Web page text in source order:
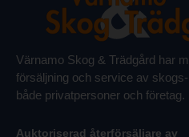
Värnamo Skog & Trädgård har
försäljning och service av
både privatpersoner och företag.
Auktoriserad återförsäljare av